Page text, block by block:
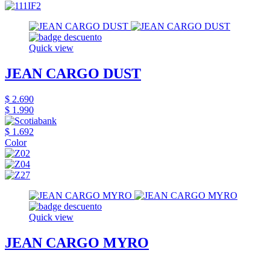
Quick view
JEAN CARGO DUST
$ 2.690
$ 1.990
$ 1.692
Color
Quick view
JEAN CARGO MYRO